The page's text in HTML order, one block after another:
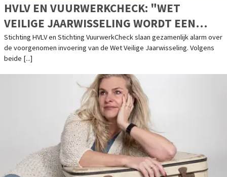
HVLV EN VUURWERKCHECK: "WET
VEILIGE JAARWISSELING WORDT EEN
RECEPT VOOR CHAOS"
Stichting HVLV en Stichting VuurwerkCheck slaan gezamenlijk alarm over
de voorgenomen invoering van de Wet Veilige Jaarwisseling. Volgens
beide [...]